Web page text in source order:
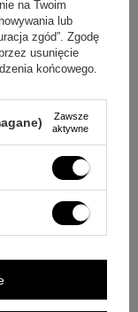
jej postanowienia.
na Twoim
lub
zgód”. Zgodę
usunięcie
końcowego.
Zawsze
aktywne